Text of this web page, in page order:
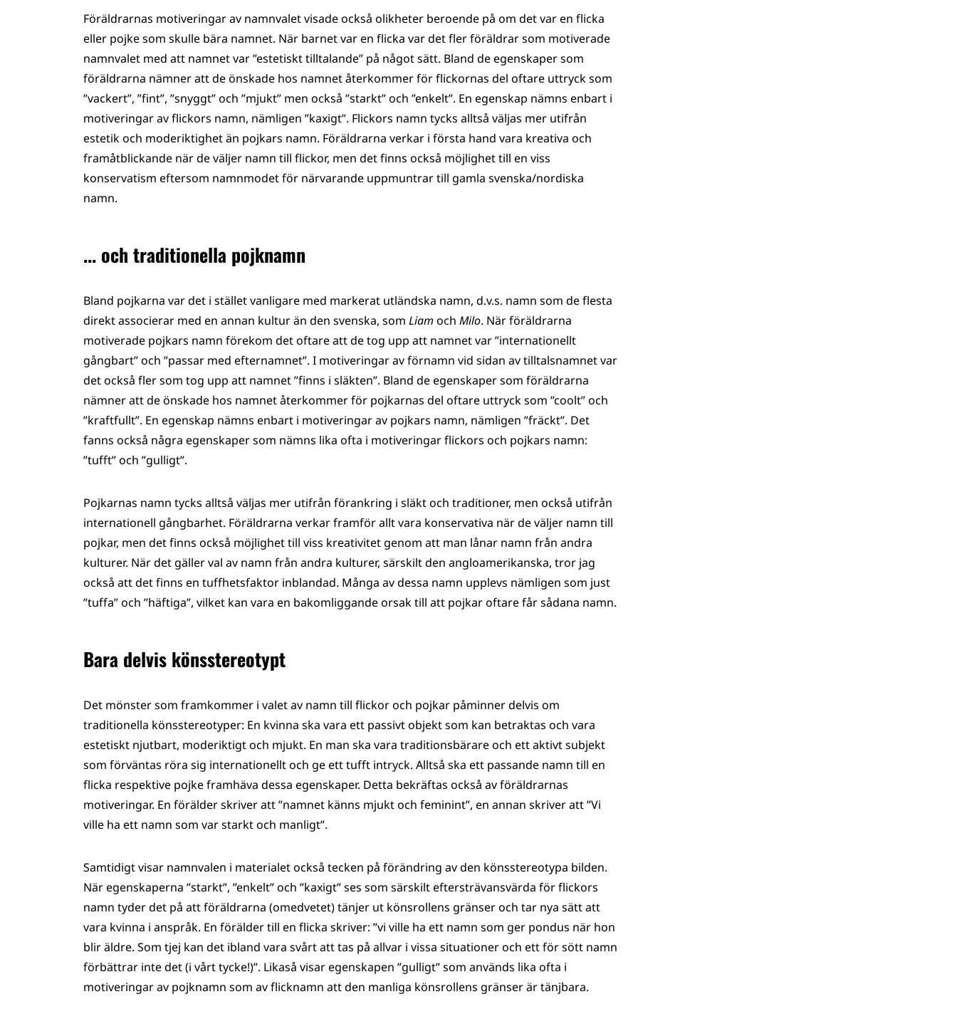
Föräldrarnas motiveringar av namnvalet visade också olikheter beroende på om det var en flicka
eller pojke som skulle bära namnet. När barnet var en flicka var det fler föräldrar som motiverade
namnvalet med att namnet var ”estetiskt tilltalande” på något sätt. Bland de egenskaper som
föräldrarna nämner att de önskade hos namnet återkommer för flickornas del oftare uttryck som
”vackert”, ”fint”, ”snyggt” och ”mjukt” men också ”starkt” och ”enkelt”. En egenskap nämns enbart i
motiveringar av flickors namn, nämligen ”kaxigt”. Flickors namn tycks alltså väljas mer utifrån
estetik och moderiktighet än pojkars namn. Föräldrarna verkar i första hand vara kreativa och
framåtblickande när de väljer namn till flickor, men det finns också möjlighet till en viss
konservatism eftersom namnmodet för närvarande uppmuntrar till gamla svenska/nordiska
namn.
... och traditionella pojknamn
Bland pojkarna var det i stället vanligare med markerat utländska namn, d.v.s. namn som de flesta
direkt associerar med en annan kultur än den svenska, som Liam och Milo. När föräldrarna
motiverade pojkars namn förekom det oftare att de tog upp att namnet var ”internationellt
gångbart” och ”passar med efternamnet”. I motiveringar av förnamn vid sidan av tilltalsnamnet var
det också fler som tog upp att namnet ”finns i släkten”. Bland de egenskaper som föräldrarna
nämner att de önskade hos namnet återkommer för pojkarnas del oftare uttryck som ”coolt” och
”kraftfullt”. En egenskap nämns enbart i motiveringar av pojkars namn, nämligen ”fräckt”. Det
fanns också några egenskaper som nämns lika ofta i motiveringar flickors och pojkars namn:
”tufft” och ”gulligt”.
Pojkarnas namn tycks alltså väljas mer utifrån förankring i släkt och traditioner, men också utifrån
internationell gångbarhet. Föräldrarna verkar framför allt vara konservativa när de väljer namn till
pojkar, men det finns också möjlighet till viss kreativitet genom att man lånar namn från andra
kulturer. När det gäller val av namn från andra kulturer, särskilt den angloamerikanska, tror jag
också att det finns en tuffhetsfaktor inblandad. Många av dessa namn upplevs nämligen som just
”tuffa” och ”häftiga”, vilket kan vara en bakomliggande orsak till att pojkar oftare får sådana namn.
Bara delvis könsstereotypt
Det mönster som framkommer i valet av namn till flickor och pojkar påminner delvis om
traditionella könsstereotyper: En kvinna ska vara ett passivt objekt som kan betraktas och vara
estetiskt njutbart, moderiktigt och mjukt. En man ska vara traditionsbärare och ett aktivt subjekt
som förväntas röra sig internationellt och ge ett tufft intryck. Alltså ska ett passande namn till en
flicka respektive pojke framhäva dessa egenskaper. Detta bekräftas också av föräldrarnas
motiveringar. En förälder skriver att ”namnet känns mjukt och feminint”, en annan skriver att ”Vi
ville ha ett namn som var starkt och manligt”.
Samtidigt visar namnvalen i materialet också tecken på förändring av den könsstereotypa bilden.
När egenskaperna ”starkt”, ”enkelt” och ”kaxigt” ses som särskilt eftersträvansvärda för flickors
namn tyder det på att föräldrarna (omedvetet) tänjer ut könsrollens gränser och tar nya sätt att
vara kvinna i anspråk. En förälder till en flicka skriver: ”vi ville ha ett namn som ger pondus när hon
blir äldre. Som tjej kan det ibland vara svårt att tas på allvar i vissa situationer och ett för sött namn
förbättrar inte det (i vårt tycke!)”. Likaså visar egenskapen ”gulligt” som används lika ofta i
motiveringar av pojknamn som av flicknamn att den manliga könsrollens gränser är tänjbara.